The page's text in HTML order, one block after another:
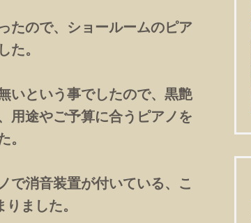
たので、ショールームのピア
た。
いという事でしたので、黒艶
用途やご予算に合うピアノを
。
で消音装置が付いている、こ
ました。